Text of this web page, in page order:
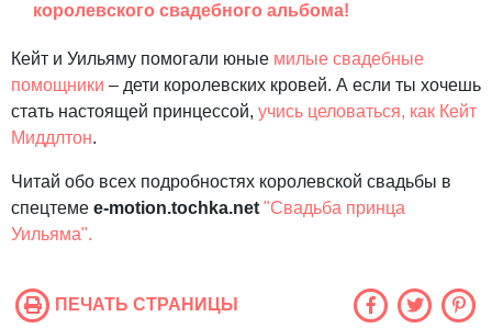
королевского свадебного альбома!
Кейт и Уильяму помогали юные милые свадебные
помощники – дети королевских кровей. А если ты хочешь
стать настоящей принцессой, учись целоваться, как Кейт
Миддлтон.
Читай обо всех подробностях королевской свадьбы в
спецтеме e-motion.tochka.net "Свадьба принца
Уильяма".
ПЕЧАТЬ СТРАНИЦЫ